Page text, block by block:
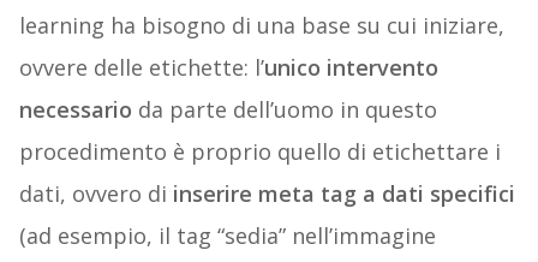
learning ha bisogno di una base su cui iniziare,
ovvere delle etichette: l’unico intervento
necessario da parte dell’uomo in questo
procedimento è proprio quello di etichettare i
dati, ovvero di inserire meta tag a dati specifici
(ad esempio, il tag “sedia” nell’immagine